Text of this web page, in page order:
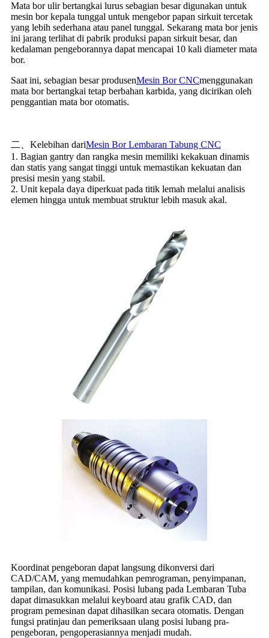
Mata bor ulir bertangkai lurus sebagian besar digunakan untuk
mesin bor kepala tunggal untuk mengebor papan sirkuit tercetak
yang lebih sederhana atau panel tunggal. Sekarang mata bor jenis
ini jarang terlihat di pabrik produksi papan sirkuit besar, dan
kedalaman pengeborannya dapat mencapai 10 kali diameter mata
bor.
Saat ini, sebagian besar produsenMesin Bor CNCmenggunakan
mata bor bertangkai tetap berbahan karbida, yang dicirikan oleh
penggantian mata bor otomatis.
二、Kelebihan dariMesin Bor Lembaran Tabung CNC
1. Bagian gantry dan rangka mesin memiliki kekakuan dinamis
dan statis yang sangat tinggi untuk memastikan kekuatan dan
presisi mesin yang stabil.
2. Unit kepala daya diperkuat pada titik lemah melalui analisis
elemen hingga untuk membuat struktur lebih masuk akal.
Koordinat pengeboran dapat langsung dikonversi dari
CAD/CAM, yang memudahkan pemrograman, penyimpanan,
tampilan, dan komunikasi. Posisi lubang pada Lembaran Tuba
dapat dimasukkan melalui keyboard atau grafik CAD, dan
program pemesinan dapat dihasilkan secara otomatis. Dengan
fungsi pratinjau dan pemeriksaan ulang posisi lubang pra-
pengeboran, pengoperasiannya menjadi mudah.